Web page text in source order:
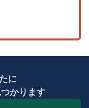
に
かります